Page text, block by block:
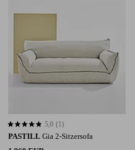
PASTILL Gia 2-Sitzersofa
5,0 basierend auf 1 Bewertungen
5,0 (1)